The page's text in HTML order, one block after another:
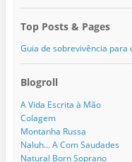
Top Posts & Pages
Guia de sobrevivência para
Blogroll
A Vida Escrita à Mão
Colagem
Montanha Russa
Naluh… A Com Saudades
Natural Born Soprano